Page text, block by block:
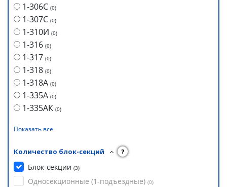
1-306С (0)
1-307С (0)
1-310И (0)
1-316 (0)
1-317 (0)
1-318 (0)
1-318А (0)
1-335А (0)
1-335АК (0)
Показать все
Количество блок-секций ?
Блок-секции (3)
Односекционные (1-подъездные) (0)